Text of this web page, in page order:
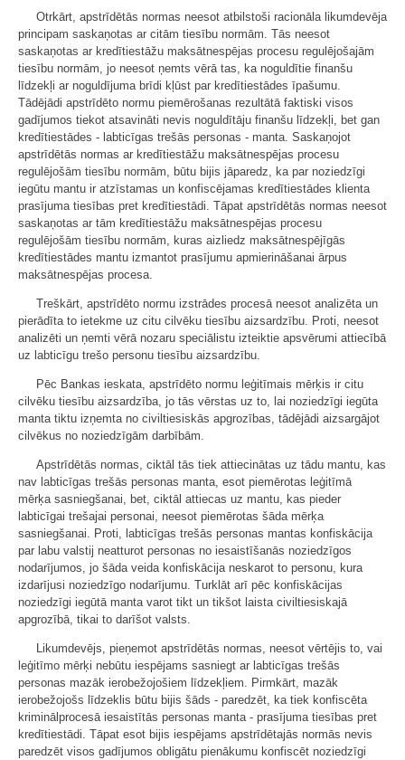
Otrkārt, apstrīdētās normas neesot atbilstoši racionāla likumdevēja
principam saskaņotas ar citām tiesību normām. Tās neesot
saskaņotas ar kredītiestāžu maksātnespējas procesu regulējošajām
tiesību normām, jo neesot ņemts vērā tas, ka noguldītie finanšu
līdzekļi ar noguldījuma brīdi kļūst par kredītiestādes īpašumu.
Tādējādi apstrīdēto normu piemērošanas rezultātā faktiski visos
gadījumos tiekot atsavināti nevis noguldītāju finanšu līdzekļi, bet gan
kredītiestādes - labticīgas trešās personas - manta. Saskaņojot
apstrīdētās normas ar kredītiestāžu maksātnespējas procesu
regulējošām tiesību normām, būtu bijis jāparedz, ka par noziedzīgi
iegūtu mantu ir atzīstamas un konfiscējamas kredītiestādes klienta
prasījuma tiesības pret kredītiestādi. Tāpat apstrīdētās normas neesot
saskaņotas ar tām kredītiestāžu maksātnespējas procesu
regulējošām tiesību normām, kuras aizliedz maksātnespējīgās
kredītiestādes mantu izmantot prasījumu apmierināšanai ārpus
maksātnespējas procesa.
Treškārt, apstrīdēto normu izstrādes procesā neesot analizēta un
pierādīta to ietekme uz citu cilvēku tiesību aizsardzību. Proti, neesot
analizēti un ņemti vērā nozaru speciālistu izteiktie apsvērumi attiecībā
uz labticīgu trešo personu tiesību aizsardzību.
Pēc Bankas ieskata, apstrīdēto normu leģitīmais mērķis ir citu
cilvēku tiesību aizsardzība, jo tās vērstas uz to, lai noziedzīgi iegūta
manta tiktu izņemta no civiltiesiskās apgrozības, tādējādi aizsargājot
cilvēkus no noziedzīgām darbībām.
Apstrīdētās normas, ciktāl tās tiek attiecinātas uz tādu mantu, kas
nav labticīgas trešās personas manta, esot piemērotas leģitīmā
mērķa sasniegšanai, bet, ciktāl attiecas uz mantu, kas pieder
labticīgai trešajai personai, neesot piemērotas šāda mērķa
sasniegšanai. Proti, labticīgas trešās personas mantas konfiskācija
par labu valstij neatturot personas no iesaistīšanās noziedzīgos
nodarījumos, jo šāda veida konfiskācija neskarot to personu, kura
izdarījusi noziedzīgo nodarījumu. Turklāt arī pēc konfiskācijas
noziedzīgi iegūtā manta varot tikt un tikšot laista civiltiesiskajā
apgrozībā, tikai to darīšot valsts.
Likumdevējs, pieņemot apstrīdētās normas, neesot vērtējis to, vai
leģitīmo mērķi nebūtu iespējams sasniegt ar labticīgas trešās
personas mazāk ierobežojošiem līdzekļiem. Pirmkārt, mazāk
ierobežojošs līdzeklis būtu bijis šāds - paredzēt, ka tiek konfiscēta
kriminālprocesā iesaistītās personas manta - prasījuma tiesības pret
kredītiestādi. Tāpat esot bijis iespējams apstrīdētajās normās nevis
paredzēt visos gadījumos obligātu pienākumu konfiscēt noziedzīgi